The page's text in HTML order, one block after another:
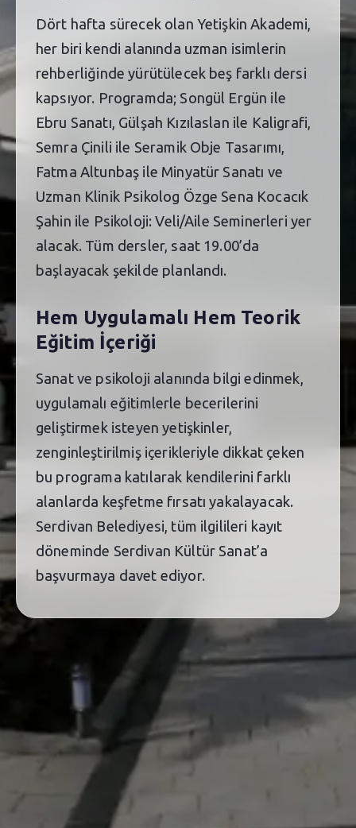
Dört hafta sürecek olan Yetişkin Akademi,
her biri kendi alanında uzman isimlerin
rehberliğinde yürütülecek beş farklı dersi
kapsıyor. Programda; Songül Ergün ile
Ebru Sanatı, Gülşah Kızılaslan ile Kaligrafi,
Semra Çinili ile Seramik Obje Tasarımı,
Fatma Altunbaş ile Minyatür Sanatı ve
Uzman Klinik Psikolog Özge Sena Kocacık
Şahin ile Psikoloji: Veli/Aile Seminerleri yer
alacak. Tüm dersler, saat 19.00’da
başlayacak şekilde planlandı.
Hem Uygulamalı Hem Teorik
Eğitim İçeriği
Sanat ve psikoloji alanında bilgi edinmek,
uygulamalı eğitimlerle becerilerini
geliştirmek isteyen yetişkinler,
zenginleştirilmiş içerikleriyle dikkat çeken
bu programa katılarak kendilerini farklı
alanlarda keşfetme fırsatı yakalayacak.
Serdivan Belediyesi, tüm ilgilileri kayıt
döneminde Serdivan Kültür Sanat’a
başvurmaya davet ediyor.